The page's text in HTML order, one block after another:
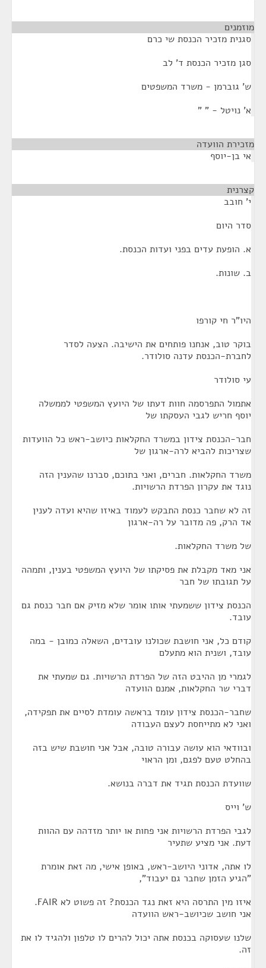
מוזמנים
סגנית מזכיר הכנסת שי כרם
סגן מזכיר הכנסת ד' לב
ש' גוברמן - משרד המשפטים
א' נויטל - " "
מזכירת הוועדה
אי בן-יוסף
קצרנית
י' חובב
סדר היום
א. הופעת עדים בפני ועדות הכנסת.
ב. שונות.
היו"ר חי קורפו
בוקר טוב, אנחנו פותחים את הישיבה. הצעה לסדר
לחברת-הכנסת עדנה סולודר.
עי סולודר
אתמול התפרסמה חוות דעתו של היועץ המשפטי לממשלה
יוסף חריש לגבי העסקתו של
חבר-הכנסת צידון במשרד החקלאות כיושב-ראש כל הוועדות
שצריכות להביא לרה-ארגון של
משרד החקלאות. חברים, ואני בתוכם, סברנו שהענין הזה
נוגד את עקרון הפרדת הרשויות.
זה לא שחבר כנסת התבקש לעמוד באיזו שהיא ועדה לענין
אד הרק, פה מדובר על רה-ארגון
של משרד החקלאות.
אני מאד מקבלת את פסיקתו של היועץ המשפטי בענין, ותמהה
על תגובתו של חבר
הכנסת צידון ששמעתי אותו אומר שלא מזיק אם חבר כנסת גם
עובד.
קודם כל, אני חושבת שכולנו עובדים, השאלה כמובן - במה
עובד, ושנית הוא מתעלם
לגמרי מן ההיבט הזה של הפרדת הרשויות. גם שמעתי את
דברי שר החקלאות, אמנם הוועדה
שחבר-הכנסת צידון עומד בראשה עומדת לסיים את תפקידה,
ואני לא מתייחסת לעצם העבודה
ובוודאי הוא עושה עבורה טובה, אבל אני חושבת שיש בזה
בהחלט טעם לפגם, ומן הראוי
שוועדת הכנסת תגיד את דברה בנושא.
ש' וייס
לגבי הפרדת הרשויות אני פחות או יותר מזדהה עם ההוות
דעת. אני מציע שתעיר
לו אתה, אדוני היושב-ראש, באופן אישי, מה זאת אומרת
"הגיע הזמן שחבר גם יעבוד",
איזו מין התרסה היא זאת נגד הכנסת? זה פשוט לא FAIR.
אני חושב שכיושב-ראש הוועדה
שלנו שעסוקה בכנסת אתה יכול להרים לו טלפון ולהגיד לו את
זה.